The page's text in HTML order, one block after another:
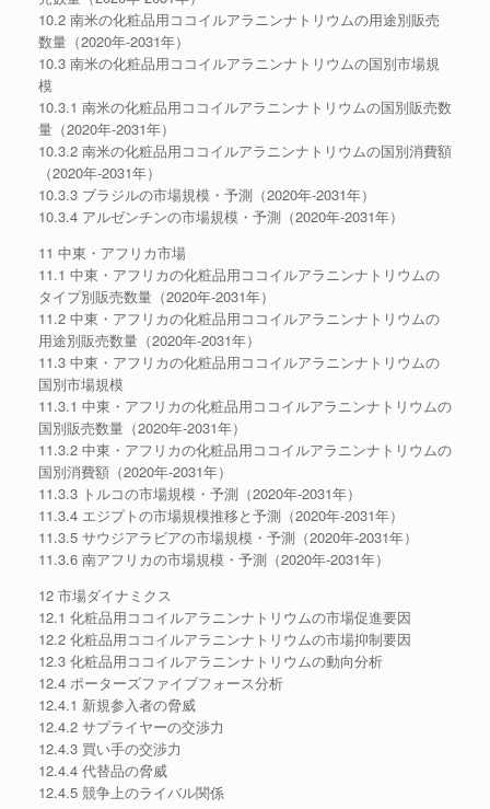
10.2 南米の化粧品用ココイルアラニンナトリウムの用途別販売
数量（2020年-2031年）
10.3 南米の化粧品用ココイルアラニンナトリウムの国別市場規
模
10.3.1 南米の化粧品用ココイルアラニンナトリウムの国別販売数
量（2020年-2031年）
10.3.2 南米の化粧品用ココイルアラニンナトリウムの国別消費額
（2020年-2031年）
10.3.3 ブラジルの市場規模・予測（2020年-2031年）
10.3.4 アルゼンチンの市場規模・予測（2020年-2031年）
11 中東・アフリカ市場
11.1 中東・アフリカの化粧品用ココイルアラニンナトリウムの
タイプ別販売数量（2020年-2031年）
11.2 中東・アフリカの化粧品用ココイルアラニンナトリウムの
用途別販売数量（2020年-2031年）
11.3 中東・アフリカの化粧品用ココイルアラニンナトリウムの
国別市場規模
11.3.1 中東・アフリカの化粧品用ココイルアラニンナトリウムの
国別販売数量（2020年-2031年）
11.3.2 中東・アフリカの化粧品用ココイルアラニンナトリウムの
国別消費額（2020年-2031年）
11.3.3 トルコの市場規模・予測（2020年-2031年）
11.3.4 エジプトの市場規模推移と予測（2020年-2031年）
11.3.5 サウジアラビアの市場規模・予測（2020年-2031年）
11.3.6 南アフリカの市場規模・予測（2020年-2031年）
12 市場ダイナミクス
12.1 化粧品用ココイルアラニンナトリウムの市場促進要因
12.2 化粧品用ココイルアラニンナトリウムの市場抑制要因
12.3 化粧品用ココイルアラニンナトリウムの動向分析
12.4 ポーターズファイブフォース分析
12.4.1 新規参入者の脅威
12.4.2 サプライヤーの交渉力
12.4.3 買い手の交渉力
12.4.4 代替品の脅威
12.4.5 競争上のライバル関係